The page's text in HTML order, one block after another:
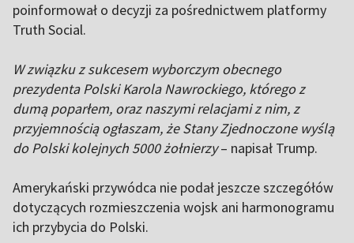
poinformował o decyzji za pośrednictwem platformy
Truth Social.
W związku z sukcesem wyborczym obecnego
prezydenta Polski Karola Nawrockiego, którego z
dumą poparłem, oraz naszymi relacjami z nim, z
przyjemnością ogłaszam, że Stany Zjednoczone wyślą
do Polski kolejnych 5000 żołnierzy– napisał Trump.
Amerykański przywódca nie podał jeszcze szczegółów
dotyczących rozmieszczenia wojsk ani harmonogramu
ich przybycia do Polski.